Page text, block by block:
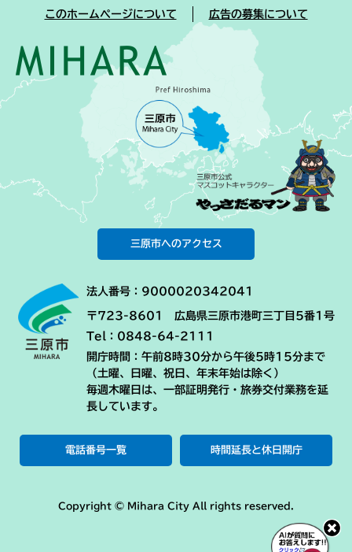
このホームページについて 広告の募集について
三原市へのアクセス
法人番号：9000020342041
〒723-8601 広島県三原市港町三丁目5番1号
Tel：0848-64-2111
開庁時間：午前8時30分から午後5時15分まで
（土曜、日曜、祝日、年末年始は除く）
毎週木曜日は、一部証明発行・旅券交付業務を延
長しています。
電話番号一覧 時間延長と休日開庁
Copyright © Mihara City All rights reserved.